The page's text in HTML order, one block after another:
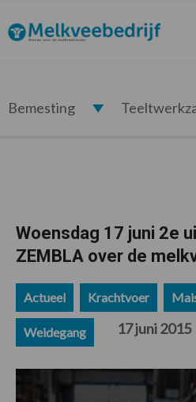
de
hoofdnavigatie
de
hoofd
de
eerste
de
voettekst
Melkveebedrijf.nl
Bemesting
Woensdag 17 juni 2e
ZEMBLA over de
Actueel Krachtvoer
Weidegang 17 juni 2015